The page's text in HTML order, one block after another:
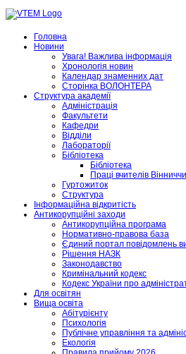
Головна
Новини
Увага! Важлива інформація
Хронологія новин
Календар знаменних дат
Сторінка ВОЛОНТЕРА
Структура академії
Адміністрація
Факультети
Кафедри
Відділи
Лабораторії
Бібліотека
Бібліотека
Праці вчителів
Гуртожиток
Структура
Інформаційна відкритість
Антикорупційні заходи
Антикорупційна програма
Нормативно-правова база
Єдиний портал повідомлень
Рішення НАЗК
Законодавство
Кримінальний кодекс
Кодекс України про
Для освітян
Вища освіта
Абітурієнту
Психологія
Публічне управління та
Екологія